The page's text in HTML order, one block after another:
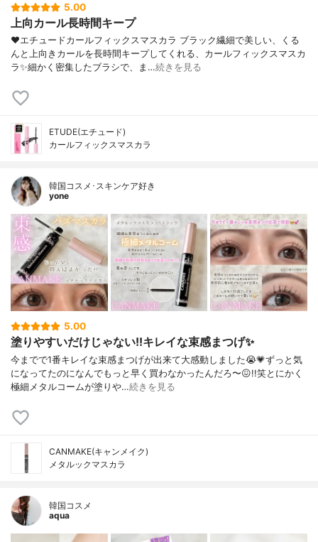
5.00
上向カール長時間キープ
❤︎エチュードカールフィックスマスカラ ブラック繊細で美しい、くる
んと上向きカールを長時間キープしてくれる、カールフィックスマスカ
ラ✨細かく密集したブラシで、ま…続きを見る
ETUDE(エチュード)
カールフィックスマスカラ
韓国コスメ･スキンケア好き
yone
5.00
塗りやすいだけじゃない!!キレイな束感まつげ✨️
今までで1番キレイな束感まつげが出来て大感動しました😭💗⁡ずっと気
になってたのになんでもっと早く買わなかったんだろ〜😖!!笑⁡⁡とにかく
極細メタルコームが塗りや…続きを見る
CANMAKE(キャンメイク)
メタルックマスカラ
韓国コスメ
aqua